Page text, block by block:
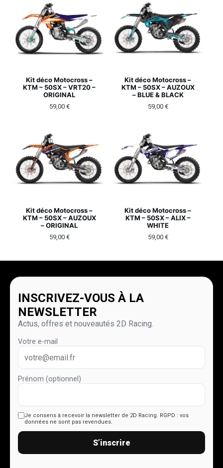
Kit déco Motocross –
KTM – 50SX – VRT20 –
ORIGINAL
59,00 €
Kit déco Motocross –
KTM – 50SX – AUZOUX
– BLUE & BLACK
59,00 €
Kit déco Motocross –
KTM – 50SX – AUZOUX
– ORIGINAL
59,00 €
Kit déco Motocross –
KTM – 50SX – ALIX –
WHITE
59,00 €
INSCRIVEZ-VOUS À LA
NEWSLETTER
Actus, offres et nouveautés 2D Racing.
Votre e-mail
Prénom (optionnel)
Je consens à recevoir la newsletter de 2D Racing. RGPD : vos
données ne sont pas revendues.
S’inscrire